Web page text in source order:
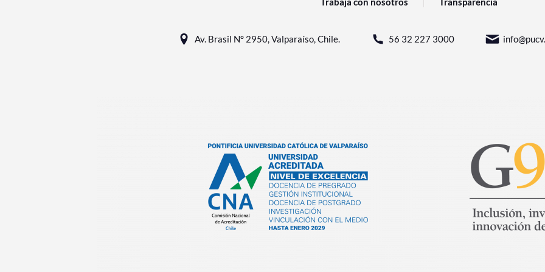
Av. Brasil N° 2950, Valparaíso, Chile. 56 32 227 3000